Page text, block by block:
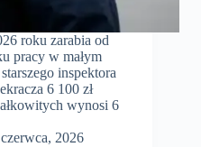
roku zarabia od
pracy w małym
inspektora
6 100 zł
wynosi 6
2026